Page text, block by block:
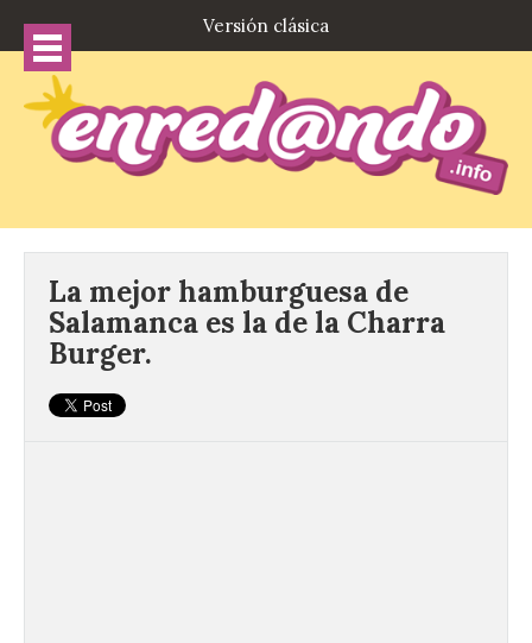
Versión clásica
La mejor hamburguesa de
Salamanca es la de la Charra
Burger.